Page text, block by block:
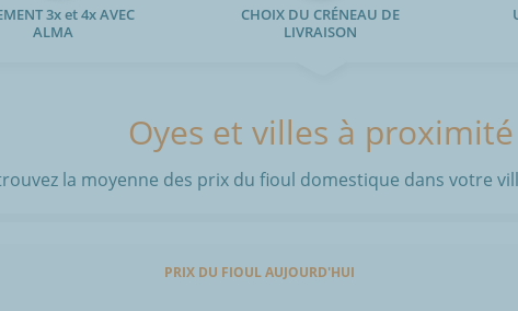
3x et 4x AVEC
ALMA
CHOIX DU CRÉNEAU DE
LIVRAISON
Oyes et villes à proximité
la moyenne des prix du fioul domestique dans votre
PRIX DU FIOUL AUJOURD'HUI